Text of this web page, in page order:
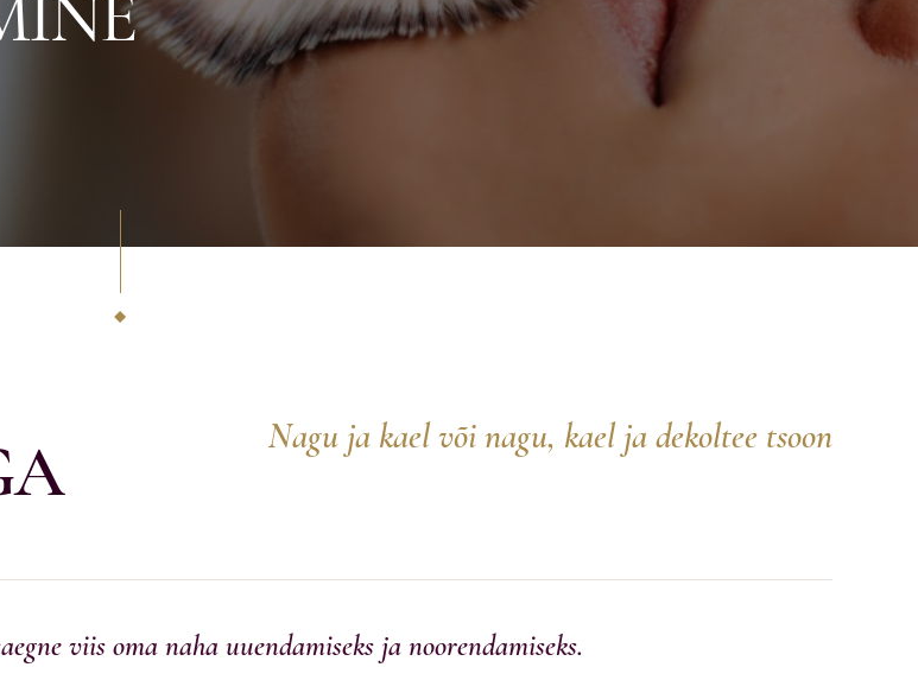
Nagu ja kael või nagu, kael ja dekoltee tsoon
viis oma naha uuendamiseks ja noorendamiseks.